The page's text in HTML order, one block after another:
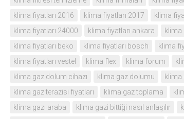
klima fiyatları 2016
klima fiyatları 2017 klima
klima fiyatları 24000
klima fiyatları ankara klima
klima fiyatları beko
klima fiyatları bosch klima
klima fiyatları vestel
klima flex klima forum
klima gaz dolum cihazı
klima gaz dolumu klima
klima gaz terazisi fiyatları
klima gaz toplama
klima gazı araba
klima gazi bittiği nasıl anlaşılır